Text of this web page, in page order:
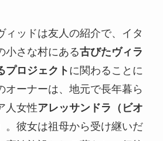
ィッドは友人の紹介で、イタ
小さな村にある古びたヴィラ
プロジェクト に関わることに
オーナーは、地元で長年暮ら
人女性アレッサンドラ（ビオ
。彼女は祖母から受け継いだ